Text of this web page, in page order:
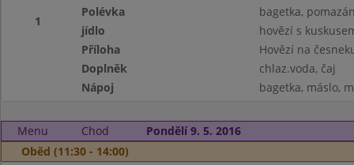
1
Polévka
bagetka,
jídlo
hovězí s
Příloha
Hovězí na
Doplněk
chlaz.voda, čaj
Nápoj
bagetka, máslo,
Menu Chod
Pondělí 9. 5. 2016
Oběd (11:30 - 14:00)